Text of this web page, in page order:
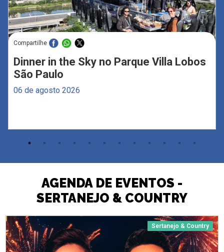
Compartilhe
Dinner in the Sky no Parque Villa Lobos
São Paulo
06 de agosto 2026
AGENDA DE EVENTOS -
SERTANEJO & COUNTRY
Sertanejo & Country